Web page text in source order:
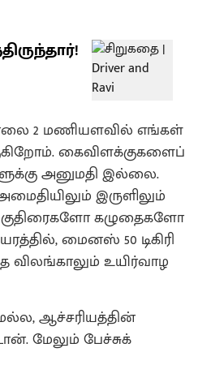
2 மணியளவில் எங்கள்
கைவிளக்குகளைப்
அனுமதி இல்லை.
இருளிலும்
கழுதைகளோ
மைனஸ் 50 டிகிரி
விலங்காலும் உயிர்வாழ
ஆச்சரியத்தின்
மேலும் பேச்சுக்